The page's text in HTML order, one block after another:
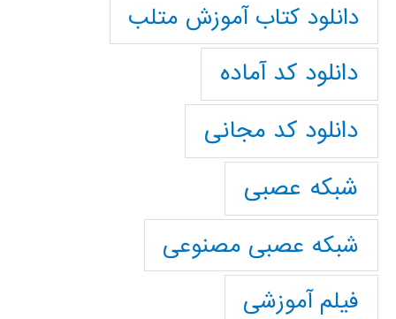
دانلود کتاب آموزش متلب
دانلود کد آماده
دانلود کد مجانی
شبکه عصبی
شبکه عصبی مصنوعی
فیلم آموزشی